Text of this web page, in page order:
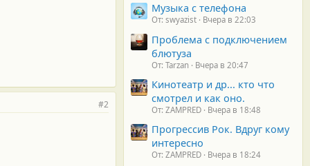
#2
Музыка с телефона
От: swyazist Вчера в 22:03
Проблема с подключением
блютуза
От: Tarzan Вчера в 20:47
Кинотеатр и др... кто что
смотрел и как оно.
От: ZAMPRED Вчера в 18:48
Прогрессив Рок. Вдруг кому
интересно
От: ZAMPRED Вчера в 18:24